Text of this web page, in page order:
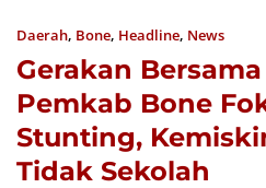
Daerah, Bone, Headline, News
Gerakan
Pemkab Bone
Stunting,
Tidak Sekolah